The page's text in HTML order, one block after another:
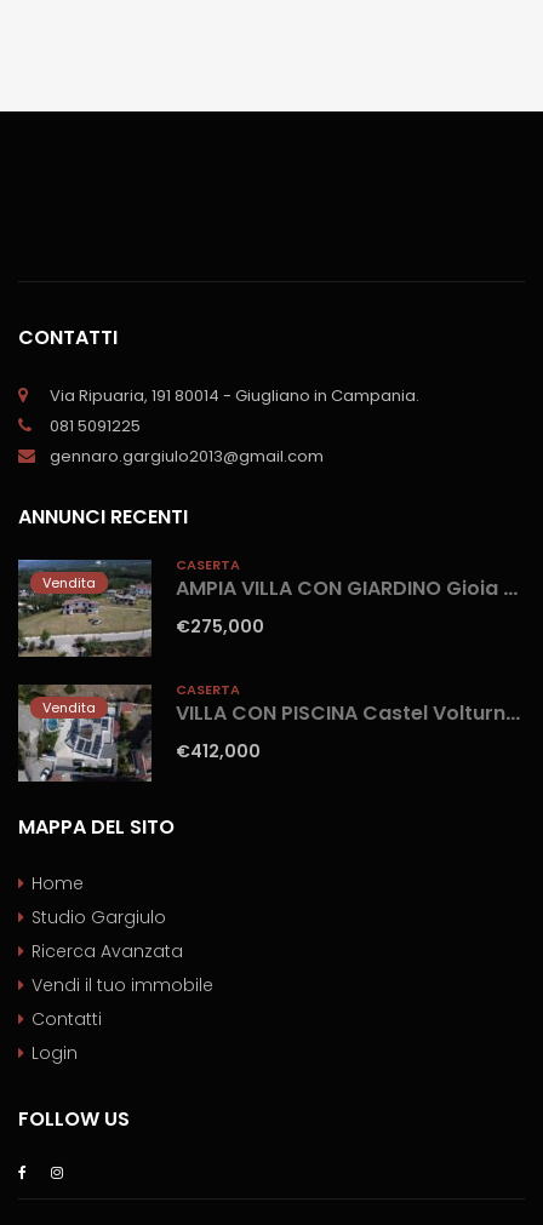
CONTATTI
Via Ripuaria, 191 80014 - Giugliano in Campania.
081 5091225
gennaro.gargiulo2013@gmail.com
ANNUNCI RECENTI
Vendita
CASERTA
AMPIA VILLA CON GIARDINO Gioia Sannitica
€275,000
Vendita
CASERTA
VILLA CON PISCINA Castel Volturno-Parco Europa
€412,000
MAPPA DEL SITO
Home
Studio Gargiulo
Ricerca Avanzata
Vendi il tuo immobile
Contatti
Login
FOLLOW US